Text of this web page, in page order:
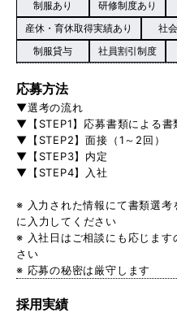
制服あり
研修制度あり
産休・育休取得実績あり
社
制服貸与
社員割引制度
応募方法
▼選考の流れ
▼【STEP1】応募書類による書
▼【STEP2】面接（1～2回）
▼【STEP3】内定
▼【STEP4】入社
※ 入力された情報にて書類選
に入力してください
※ 入社日はご相談にも応じま
さい
※ 応募の秘密は厳守します
採用実績